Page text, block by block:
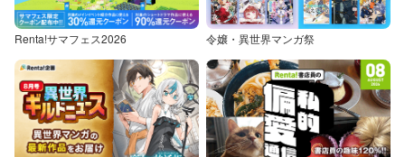
Renta!サマフェス2026 令嬢・異世界マンガ祭